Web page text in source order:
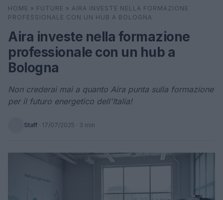
Cerca ⌕
HOME » FUTURE » AIRA INVESTE NELLA FORMAZIONE
PROFESSIONALE CON UN HUB A BOLOGNA
Aira investe nella formazione
professionale con un hub a
Bologna
Non crederai mai a quanto Aira punta sulla formazione
per il futuro energetico dell'Italia!
Staff · 17/07/2025 · 3 min